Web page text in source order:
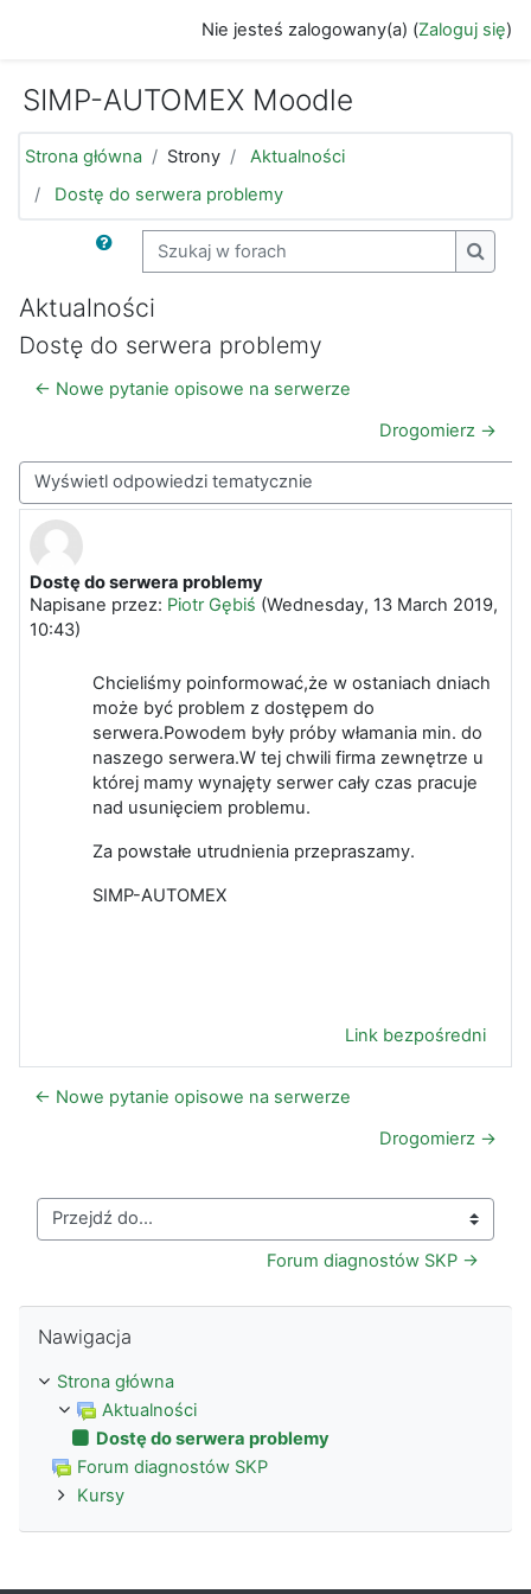
Nie jesteś zalogowany(a) (Zaloguj się)
SIMP-AUTOMEX Moodle
Strona główna Strony
Aktualności
Dostę do serwera problemy
Szukaj w forach
Aktualności
Dostę do serwera problemy
← Nowe pytanie opisowe na serwerze
Drogomierz →
Sposób wyświetlania
Dostę do serwera problemy
Napisane przez: Piotr Gębiś (Wednesday, 13 March 2019,
10:43)
Liczba odpowiedzi: 0
Chcieliśmy poinformować,że w ostaniach dniach
może być problem z dostępem do
serwera.Powodem były próby włamania min. do
naszego serwera.W tej chwili firma zewnętrze u
której mamy wynajęty serwer cały czas pracuje
nad usunięciem problemu.
Za powstałe utrudnienia przepraszamy.
SIMP-AUTOMEX
Link bezpośredni
← Nowe pytanie opisowe na serwerze
Drogomierz →
Przejdź do...
Forum diagnostów SKP →
Nawigacja
Strona główna
Aktualności
Dostę do serwera problemy
Forum diagnostów SKP
Kursy